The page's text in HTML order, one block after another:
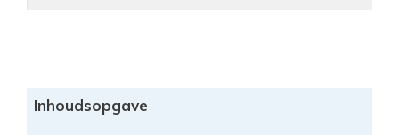
Inhoudsopgave